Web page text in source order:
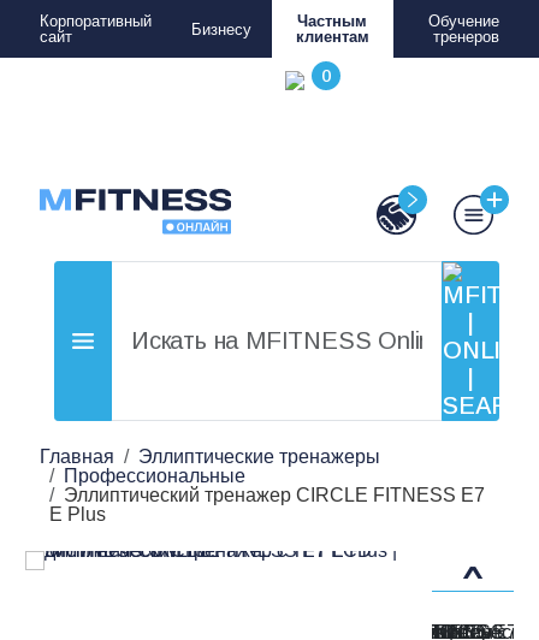
Корпоративный
сайт
Бизнесу
Частным
клиентам
Обучение
тренеров
Главная
Эллиптические тренажеры
Профессиональные
Эллиптический тренажер CIRCLE FITNESS E7
E Plus